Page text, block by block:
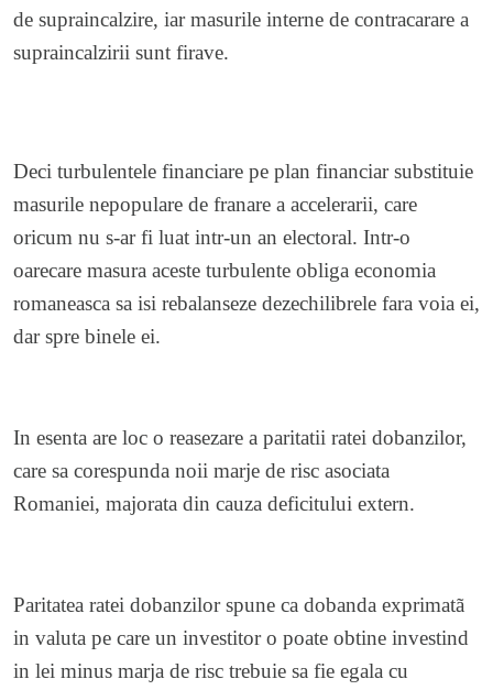
de supraincalzire, iar masurile interne de contracarare a
supraincalzirii sunt firave.
Deci turbulentele financiare pe plan financiar substituie
masurile nepopulare de franare a accelerarii, care
oricum nu s-ar fi luat intr-un an electoral. Intr-o
oarecare masura aceste turbulente obliga economia
romaneasca sa isi rebalanseze dezechilibrele fara voia ei,
dar spre binele ei.
In esenta are loc o reasezare a paritatii ratei dobanzilor,
care sa corespunda noii marje de risc asociata
Romaniei, majorata din cauza deficitului extern.
Paritatea ratei dobanzilor spune ca dobanda exprimatã
in valuta pe care un investitor o poate obtine investind
in lei minus marja de risc trebuie sa fie egala cu